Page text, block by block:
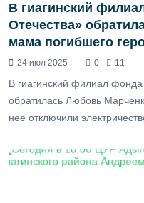
В гиагинский
Отечества»
мама погибшего
24 июл 2025 0 11
В гиагинский филиал
обратилась Любовь
нее отключили